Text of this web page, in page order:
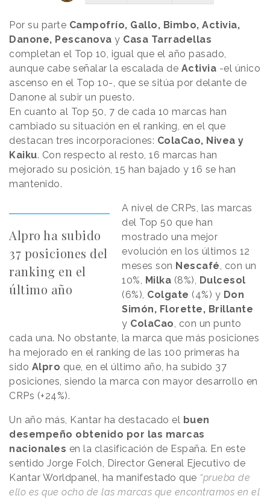
Por su parte Campofrío, Gallo, Bimbo, Activia,
Danone, Pescanova y Casa Tarradellas
completan el Top 10, igual que el año pasado,
aunque cabe señalar la escalada de Activia -el único
ascenso en el Top 10-, que se sitúa por delante de
Danone al subir un puesto.
En cuanto al Top 50, 7 de cada 10 marcas han
cambiado su situación en el ranking, en el que
destacan tres incorporaciones: ColaCao, Nivea y
Kaiku. Con respecto al resto, 16 marcas han
mejorado su posición, 15 han bajado y 16 se han
mantenido.
Alpro ha subido
37 posiciones del
ranking en el
último año
A nivel de CRPs, las marcas
del Top 50 que han
mostrado una mejor
evolución en los últimos 12
meses son Nescafé, con un
10%, Milka (8%), Dulcesol
(6%), Colgate (4%) y Don
Simón, Florette, Brillante
y ColaCao, con un punto
cada una. No obstante, la marca que más posiciones
ha mejorado en el ranking de las 100 primeras ha
sido Alpro que, en el último año, ha subido 37
posiciones, siendo la marca con mayor desarrollo en
CRPs (+24%).
Un año más, Kantar ha destacado el buen
desempeño obtenido por las marcas
nacionales en la clasificación de España. En este
sentido Jorge Folch, Director General Ejecutivo de
Kantar Worldpanel, ha manifestado que “prueba de
ello es que ocho de las marcas que encontramos en el